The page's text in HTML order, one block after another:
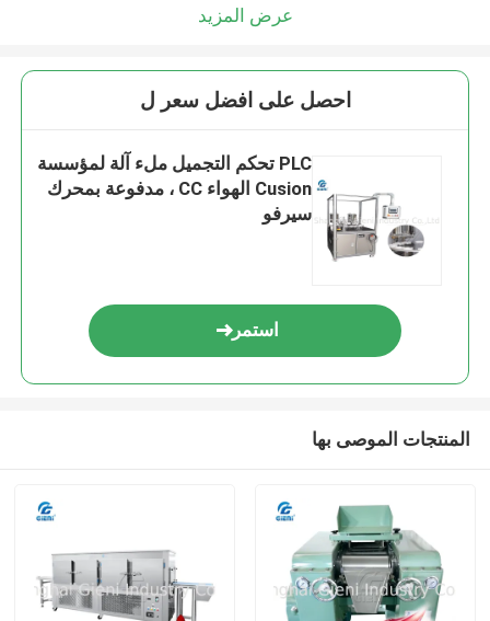
عرض المزيد
احصل على افضل سعر ل
PLC تحكم التجميل ملء آلة لمؤسسة
Cusion الهواء CC ، مدفوعة بمحرك
سيرفو
استمر
المنتجات الموصى بها